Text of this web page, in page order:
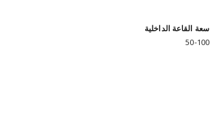
سعة القاعة الداخلية
50-100